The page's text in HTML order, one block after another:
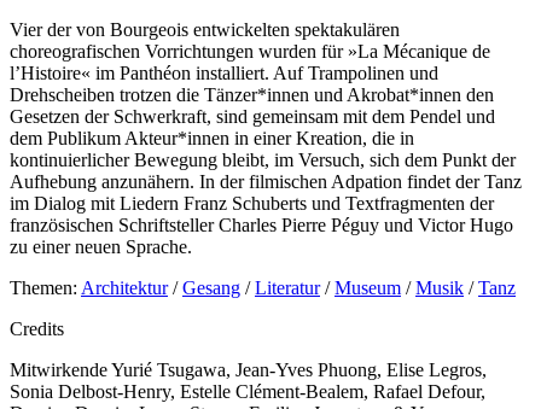
Vier der von Bourgeois entwickelten spektakulären
choreografischen Vorrichtungen wurden für »La Mécanique de
l’Histoire« im Panthéon installiert. Auf Trampolinen und
Drehscheiben trotzen die Tänzer*innen und Akrobat*innen den
Gesetzen der Schwerkraft, sind gemeinsam mit dem Pendel und
dem Publikum Akteur*innen in einer Kreation, die in
kontinuierlicher Bewegung bleibt, im Versuch, sich dem Punkt der
Aufhebung anzunähern. In der filmischen Adpation findet der Tanz
im Dialog mit Liedern Franz Schuberts und Textfragmenten der
französischen Schriftsteller Charles Pierre Péguy und Victor Hugo
zu einer neuen Sprache.
Themen: Architektur/Gesang /Literatur/Museum /Musik /Tanz
Credits
MitwirkendeYurié Tsugawa, Jean-Yves Phuong, Elise Legros,
Sonia Delbost-Henry, Estelle Clément-Bealem, Rafael Defour,